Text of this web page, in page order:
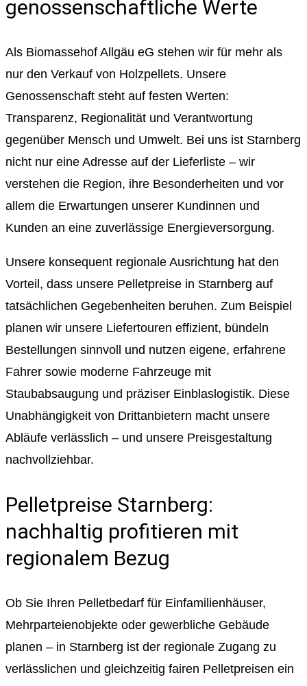
genossenschaftliche Werte
Als Biomassehof Allgäu eG stehen wir für mehr als
nur den Verkauf von Holzpellets. Unsere
Genossenschaft steht auf festen Werten:
Transparenz, Regionalität und Verantwortung
gegenüber Mensch und Umwelt. Bei uns ist Starnberg
nicht nur eine Adresse auf der Lieferliste – wir
verstehen die Region, ihre Besonderheiten und vor
allem die Erwartungen unserer Kundinnen und
Kunden an eine zuverlässige Energieversorgung.
Unsere konsequent regionale Ausrichtung hat den
Vorteil, dass unsere Pelletpreise in Starnberg auf
tatsächlichen Gegebenheiten beruhen. Zum Beispiel
planen wir unsere Liefertouren effizient, bündeln
Bestellungen sinnvoll und nutzen eigene, erfahrene
Fahrer sowie moderne Fahrzeuge mit
Staubabsaugung und präziser Einblaslogistik. Diese
Unabhängigkeit von Drittanbietern macht unsere
Abläufe verlässlich – und unsere Preisgestaltung
nachvollziehbar.
Pelletpreise Starnberg:
nachhaltig profitieren mit
regionalem Bezug
Ob Sie Ihren Pelletbedarf für Einfamilienhäuser,
Mehrparteienobjekte oder gewerbliche Gebäude
planen – in Starnberg ist der regionale Zugang zu
verlässlichen und gleichzeitig fairen Pelletpreisen ein